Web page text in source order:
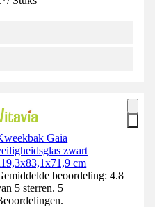
Gaia
zwart
cm
beoordeling: 4.8
5 sterren. 5